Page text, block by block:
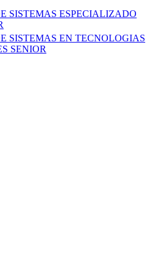
SISTEMAS ESPECIALIZADO
SISTEMAS EN TECNOLOGIAS
SENIOR